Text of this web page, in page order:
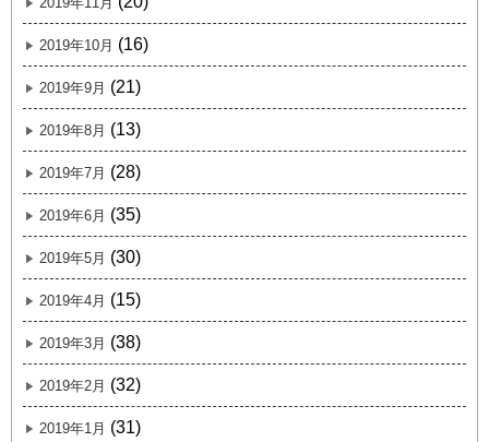
2019年10月 (16)
2019年9月 (21)
2019年8月 (13)
2019年7月 (28)
2019年6月 (35)
2019年5月 (30)
2019年4月 (15)
2019年3月 (38)
2019年2月 (32)
2019年1月 (31)